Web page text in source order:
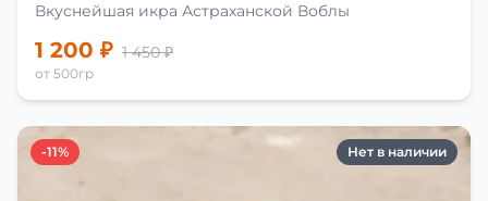
Вкуснейшая икра Астраханской Воблы
1 200 ₽ 1 450 ₽
от 500гр
-11% Нет в наличии